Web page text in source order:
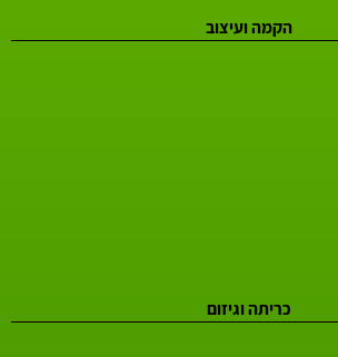
הקמה ועיצוב
כריתה וגיזום